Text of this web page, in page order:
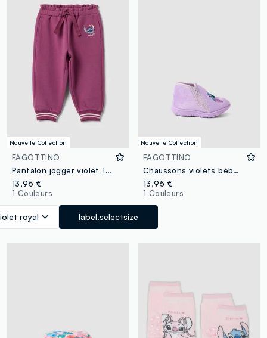
Nouvelle Collection
FAGOTTINO
Pantalon jogger violet 100 % coton avec broderie Lilo & Stitch pour bébé fille
13,95 €
1 Couleurs
royal label.selectsize
Nouvelle Collection
FAGOTTINO
Chaussons violets bébé fille avec imprimé Stitch
13,95 €
1 Couleurs